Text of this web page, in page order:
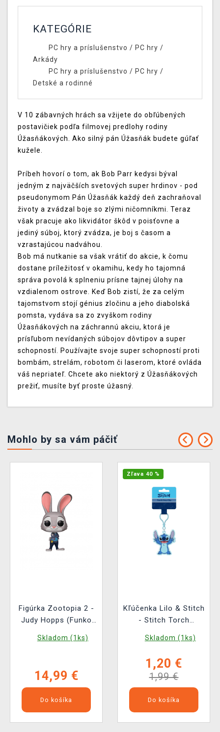
KATEGÓRIE
PC hry a príslušenstvo / PC hry /
Arkády
PC hry a príslušenstvo / PC hry /
Detské a rodinné
V 10 zábavných hrách sa vžijete do obľúbených
postavičiek podľa filmovej predlohy rodiny
Úžasňákových. Ako silný pán Úžasňák budete gúľať
kužele.
Príbeh hovorí o tom, ak Bob Parr kedysi býval
jedným z najväčších svetových super hrdinov - pod
pseudonymom Pán Úžasňák každý deň zachraňoval
životy a zvádzal boje so zlými ničomníkmi. Teraz
však pracuje ako likvidátor škôd v poisťovne a
jediný súboj, ktorý zvádza, je boj s časom a
vzrastajúcou nadváhou.
Bob má nutkanie sa však vrátiť do akcie, k čomu
dostane príležitosť v okamihu, kedy ho tajomná
správa povolá k splneniu prísne tajnej úlohy na
vzdialenom ostrove. Keď Bob zistí, že za celým
tajomstvom stojí génius zločinu a jeho diabolská
pomsta, vydáva sa zo zvyškom rodiny
Úžasňákových na záchrannú akciu, ktorá je
prísľubom nevídaných súbojov dôvtipov a super
schopností. Používajte svoje super schopností proti
bombám, strelám, robotom či laserom, ktoré ovláda
váš nepriateľ. Chcete ako niektorý z Úžasňákových
prežiť, musíte byť proste úžasný.
Mohlo by sa vám páčiť
Figúrka Zootopia 2 -
Judy Hopps (Funko
Skladom (1ks)
14,99 €
Do košíka
Zľava 40 %
Kľúčenka Lilo & Stitch
- Stitch Torch
Skladom (1ks)
1,20 €
1,99 €
Do košíka